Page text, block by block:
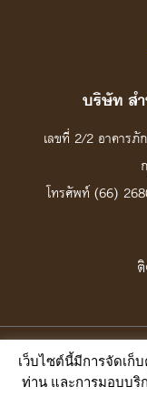
บริษัท สํ
เลขที่ 2/2 อาคาร
โทรศัพท์ (66)
เว้นแต่ระบุเงื่อนไขไว้เป็น
เว็บไซต์นี้มีการจัดเก็
ท่าน และการมอบบริ